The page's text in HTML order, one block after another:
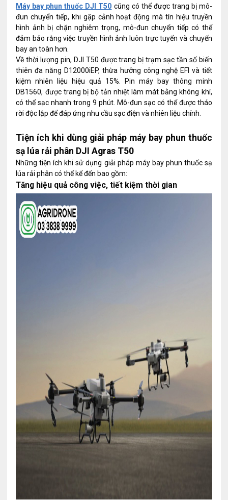
Máy bay phun thuốc DJI T50 cũng có thể được trang bị mô-
đun chuyển tiếp, khi gặp cảnh hoạt động mà tín hiệu truyền
hình ảnh bị chặn nghiêm trọng, mô-đun chuyển tiếp có thể
đảm bảo rằng việc truyền hình ảnh luôn trực tuyến và chuyến
bay an toàn hơn.
Về thời lượng pin, DJI T50 được trang bị trạm sạc tần số biến
thiên đa năng D12000iEP, thừa hưởng công nghệ EFI và tiết
kiệm nhiên liệu hiệu quả 15%. Pin máy bay thông minh
DB1560, được trang bị bộ tản nhiệt làm mát bằng không khí,
có thể sạc nhanh trong 9 phút. Mô-đun sạc có thể được tháo
rời độc lập để đáp ứng nhu cầu sạc điện và nhiên liệu chính.
Tiện ích khi dùng giải pháp máy bay phun thuốc
sạ lúa rải phân DJI Agras T50
Những tiện ích khi sử dụng giải pháp máy bay phun thuốc sạ
lúa rải phân có thể kể đến bao gồm:
Tăng hiệu quả công việc, tiết kiệm thời gian